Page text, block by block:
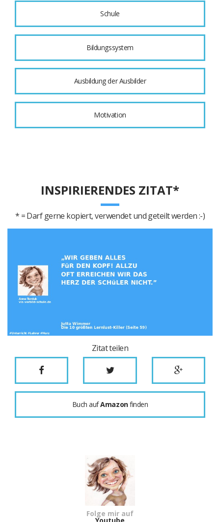
Schule
Bildungssystem
Ausbildung der Ausbilder
Motivation
INSPIRIERENDES ZITAT*
* = Darf gerne kopiert, verwendet und geteilt werden :-)
Zitat teilen
Buch aufAmazonfinden
Folge mir auf